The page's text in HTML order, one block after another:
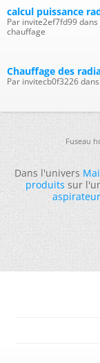
calcul puissance
Par invite2ef7fd99
chauffage
Chauffage des
Par invitecb0f3226
Fuseau
Dans l'univers
produitssur